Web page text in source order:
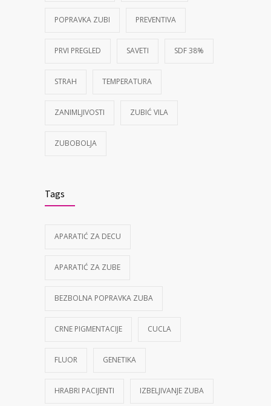
POPRAVKA ZUBI PREVENTIVA
PRVI PREGLED SAVETI SDF 38%
STRAH TEMPERATURA
ZANIMLJIVOSTI ZUBIĆ VILA
ZUBOBOLJA
Tags
APARATIĆ ZA DECU
APARATIĆ ZA ZUBE
BEZBOLNA POPRAVKA ZUBA
CRNE PIGMENTACIJE CUCLA
FLUOR GENETIKA
HRABRI PACIJENTI IZBELJIVANJE ZUBA